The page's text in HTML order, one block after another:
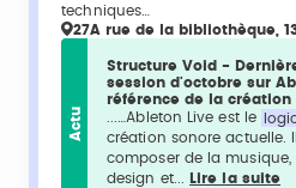
techniques…
27A rue de la bibliothèque,
Actu
Structure Void -
session d'octobre sur
référence de la
...…Ableton Live est le
création sonore actuelle.
composer de la musique,
design et...
Lire la suite